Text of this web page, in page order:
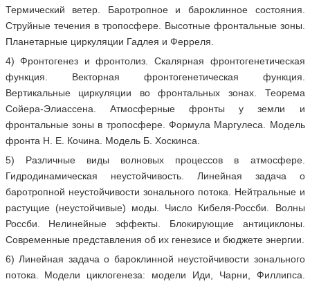
Термический ветер. Баротропное и бароклинное состояния.
Струйные течения в тропосфере. Высотные фронтальные зоны.
Планетарные циркуляции Гадлея и Ферреля.
4) Фронтогенез и фронтолиз. Скалярная фронтогенетическая
функция. Векторная фронтогенетическая функция.
Вертикальные циркуляции во фронтальных зонах. Теорема
Сойера-Элиассена. Атмосферные фронты у земли и
фронтальные зоны в тропосфере. Формула Маргулеса. Модель
фронта Н. Е. Кочина. Модель Б. Хоскинса.
5) Различные виды волновых процессов в атмосфере.
Гидродинамическая неустойчивость. Линейная задача о
баротропной неустойчивости зонального потока. Нейтральные и
растущие (неустойчивые) моды. Число Кибеля-Россби. Волны
Россби. Нелинейные эффекты. Блокирующие антициклоны.
Современные представления об их генезисе и бюджете энергии.
6) Линейная задача о бароклинной неустойчивости зонального
потока. Модели циклогенеза: модели Иди, Чарни, Филлипса.